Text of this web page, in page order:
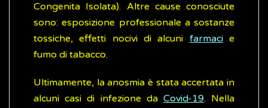
Congenita Isolata). Altre cause conosciute
sono: esposizione professionale a sostanze
tossiche, effetti nocivi di alcuni farmacie
fumo di tabacco.
Ultimamente, la anosmia è stata accertata in
alcuni casi di infezione da Covid-19. Nella